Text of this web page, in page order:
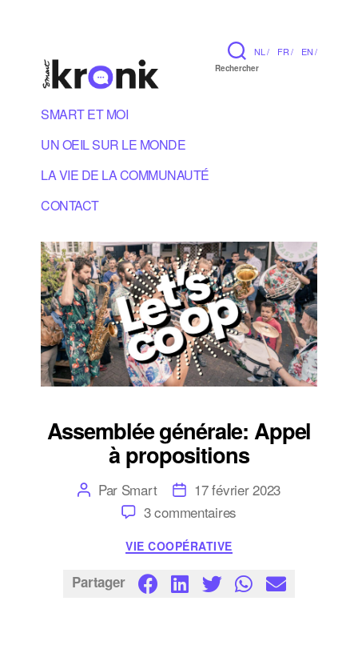
NL / FR / EN /
Rechercher
SMART ET MOI
UN OEIL SUR LE MONDE
LA VIE DE LA COMMUNAUTÉ
CONTACT
Assemblée générale: Appel
à propositions
Auteur
de
l’article
Par Smart Date
de
l’article
17 février 2023
3 commentairessur
propositions
Catégories
VIE COOPÉRATIVE
Partager